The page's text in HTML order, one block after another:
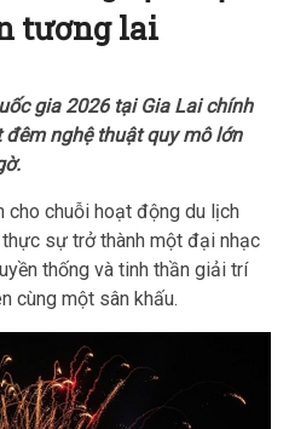
tương lai
gia 2026 tại Gia Lai chính
nghệ thuật quy mô lớn
cho chuỗi hoạt động du lịch
sự trở thành một đại nhạc
thống và tinh thần giải trí
cùng một sân khấu.